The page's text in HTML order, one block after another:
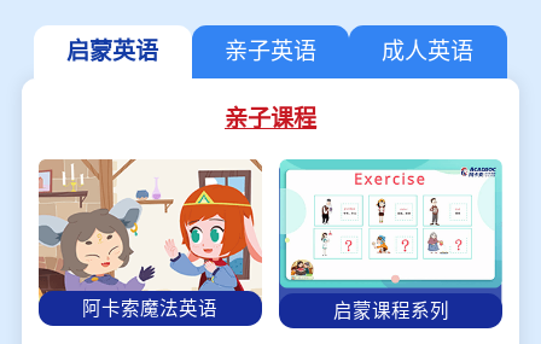
启蒙英语 亲子英语 成人英语
亲子课程
阿卡索魔法英语 启蒙课程系列